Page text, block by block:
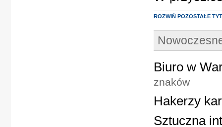
ROZWIŃ POZOSTAŁE
Biuro w
znaków
Hakerzy
Sztuczna